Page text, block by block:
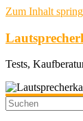
Zum Inhalt
Tests,